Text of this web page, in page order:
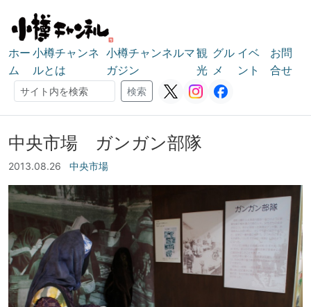
ホー
ム
小樽チャンネ
ルとは
小樽チャンネルマ
ガジン
観
光
グル
メ
イベ
ント
お問
合せ
検索
検索
中央市場 ガンガン部隊
2013.08.26 中央市場